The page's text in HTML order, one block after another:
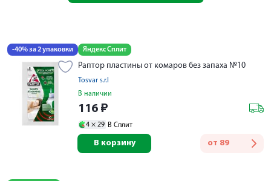
-40% за 2 упаковки Яндекс Сплит
Раптор пластины от комаров без запаха №10
Tosvar s.r.l
В наличии
116 ₽
4 × 29 В Сплит
от 89
В корзину